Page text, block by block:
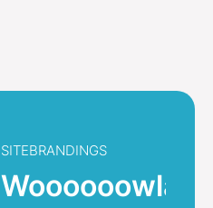
SITEBRANDINGS
Woooooowlan